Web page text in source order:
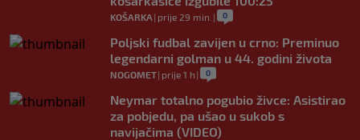
KOŠARKA | prije 29 min. | 0
Poljski fudbal zavijen u crno: Preminuo
legendarni golman u 44. godini života
NOGOMET| prije 1 h | 0
Neymar totalno pogubio živce: Asistirao
za pobjedu, pa ušao u sukob s
navijačima (VIDEO)